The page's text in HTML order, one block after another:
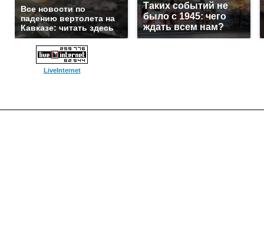
Все новости по
падению вертолета на
Кавказе: читать здесь
Таких событий не
было с 1945: чего
ждать всем нам?
LiveInternet